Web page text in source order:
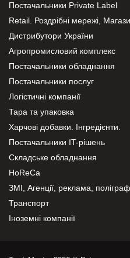
Постачальники Private Label
Retail. Роздрібні мережі,
Дистрибутори України
Агропромисловий комплекс
Постачальники обладнання
Постачальники послуг
Логістичні компанії
Тара та упаковка
Харчові добавки. Інгредієнти.
Постачальники IT-рішень
Складське обладнання
HoReCa
ЗМІ, Агенції, реклама,
Транспорт
Іноземні компанії